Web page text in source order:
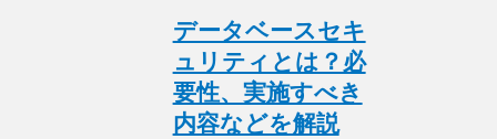
データベースセキ
ュリティとは？必
要性、実施すべき
内容などを解説